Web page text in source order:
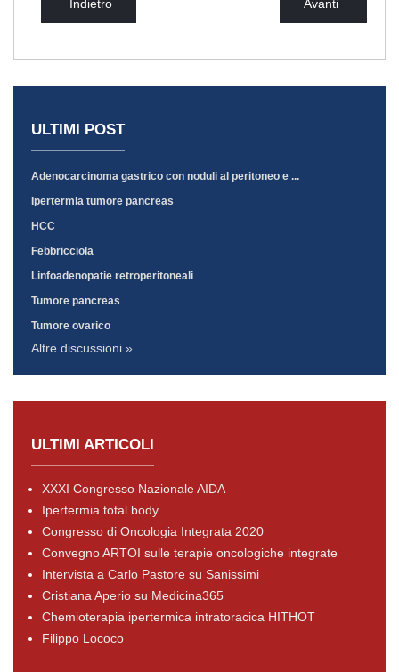
Indietro Avanti
ULTIMI POST
Adenocarcinoma gastrico con noduli al peritoneo e ...
Ipertermia tumore pancreas
HCC
Febbricciola
Linfoadenopatie retroperitoneali
Tumore pancreas
Tumore ovarico
Altre discussioni »
ULTIMI ARTICOLI
XXXI Congresso Nazionale AIDA
Ipertermia total body
Congresso di Oncologia Integrata 2020
Convegno ARTOI sulle terapie oncologiche integrate
Intervista a Carlo Pastore su Sanissimi
Cristiana Aperio su Medicina365
Chemioterapia ipertermica intratoracica HITHOT
Filippo Lococo